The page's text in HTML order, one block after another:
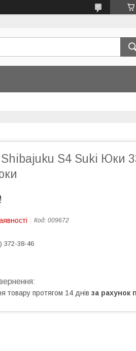
Shibajuku S4 Suki Юки
Код: 009672
372-38-46
товару протягом 14 днів за рахунок